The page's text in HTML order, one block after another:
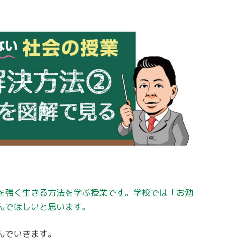
く生きる方法を学ぶ授業です。学校では「お勉
ほしいと思います。
いきます。